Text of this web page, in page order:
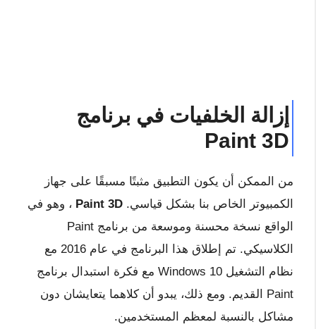
إزالة الخلفيات في برنامج
Paint 3D
من الممكن أن يكون التطبيق مثبتًا مسبقًا على جهاز
الكمبيوتر الخاص بنا بشكل قياسي. Paint 3D ، وهو في
الواقع نسخة محسنة وموسعة من برنامج Paint
الكلاسيكي. تم إطلاق هذا البرنامج في عام 2016 مع
نظام التشغيل Windows 10 مع فكرة استبدال برنامج
Paint القديم.
ومع ذلك، يبدو أن كلاهما يتعايشان دون
مشاكل بالنسبة لمعظم المستخدمين.